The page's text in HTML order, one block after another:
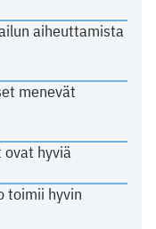
aiheuttamista
menevät
ovat hyviä
toimii hyvin